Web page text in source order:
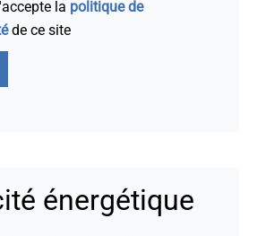
la politique de
de ce site
énergétique